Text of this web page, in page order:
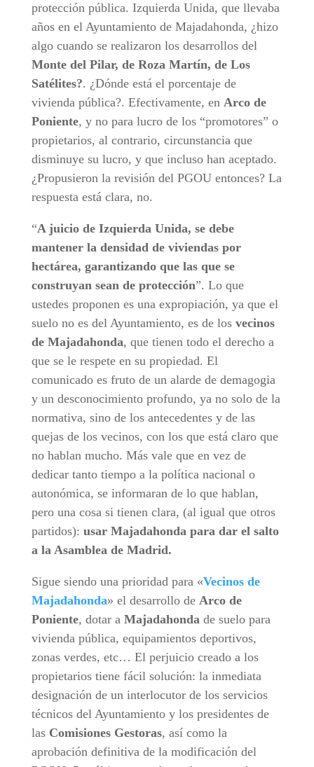
protección pública. Izquierda Unida, que llevaba
años en el Ayuntamiento de Majadahonda, ¿hizo
algo cuando se realizaron los desarrollos del
Monte del Pilar, de Roza Martín, de Los
Satélites?. ¿Dónde está el porcentaje de
vivienda pública?. Efectivamente, en Arco de
Poniente, y no para lucro de los “promotores” o
propietarios, al contrario, circunstancia que
disminuye su lucro, y que incluso han aceptado.
¿Propusieron la revisión del PGOU entonces? La
respuesta está clara, no.
“A juicio de Izquierda Unida, se debe
mantener la densidad de viviendas por
hectárea, garantizando que las que se
construyan sean de protección”. Lo que
ustedes proponen es una expropiación, ya que el
suelo no es del Ayuntamiento, es de los vecinos
de Majadahonda, que tienen todo el derecho a
que se le respete en su propiedad. El
comunicado es fruto de un alarde de demagogia
y un desconocimiento profundo, ya no solo de la
normativa, sino de los antecedentes y de las
quejas de los vecinos, con los que está claro que
no hablan mucho. Más vale que en vez de
dedicar tanto tiempo a la política nacional o
autonómica, se informaran de lo que hablan,
pero una cosa si tienen clara, (al igual que otros
partidos): usar Majadahonda para dar el salto
a la Asamblea de Madrid.
Sigue siendo una prioridad para «Vecinos de
Majadahonda» el desarrollo de Arco de
Poniente, dotar a Majadahondade suelo para
vivienda pública, equipamientos deportivos,
zonas verdes, etc… El perjuicio creado a los
propietarios tiene fácil solución: la inmediata
designación de un interlocutor de los servicios
técnicos del Ayuntamiento y los presidentes de
las Comisiones Gestoras, así como la
aprobación definitiva de la modificación del